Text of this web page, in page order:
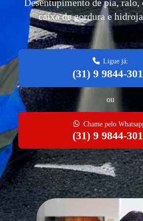
Desentupimento de pia, ralo,
caixa de gordura e
Ligue já:
(31) 9 9844-
ou
Chame pelo
(31) 9 9844-